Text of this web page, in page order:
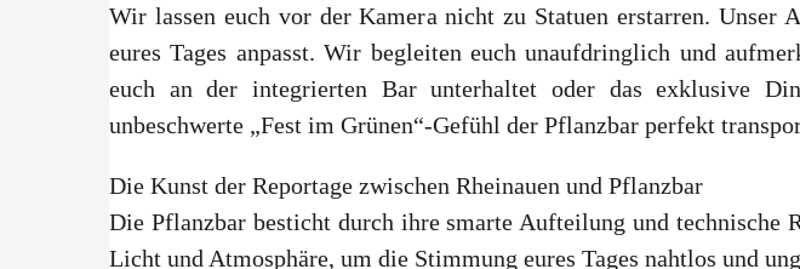
Wir lassen euch vor der Kamera nicht zu Statuen erstarren. Unser
eures Tages anpasst. Wir begleiten euch unaufdringlich und
euch an der integrierten Bar unterhaltet oder das exklusive
unbeschwerte „Fest im Grünen“-Gefühl der Pflanzbar perfekt
Die Kunst der Reportage zwischen Rheinauen und Pflanzbar
Die Pflanzbar besticht durch ihre smarte Aufteilung und technische
Licht und Atmosphäre, um die Stimmung eures Tages nahtlos und